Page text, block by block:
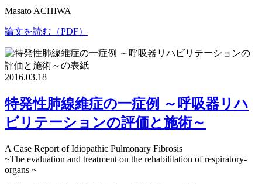
Masato ACHIWA
論文を読む（PDF）
2016.03.18
特発性肺線維症の一症例 ～呼吸器リハ
ビリテーションの評価と施術～
A Case Report of Idiopathic Pulmonary Fibrosis
~The evaluation and treatment on the rehabilitation of respiratory-
organs ~